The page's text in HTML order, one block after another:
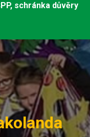
schránka důvěry